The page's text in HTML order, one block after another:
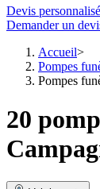
Devis
Demander un
Accueil
Pompes
Pompes
20